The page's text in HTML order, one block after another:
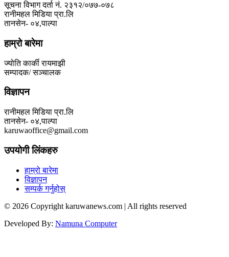
सूचना विभाग दर्ता नं. २३१२/०७७-०७८
रानीमहल मिडिया प्रा.लि
तानसेन- ०४,पाल्पा
हाम्रो बारेमा
ज्योति कार्की रायमाझी
सम्पादक/ सञ्चालक
विज्ञापन
रानीमहल मिडिया प्रा.लि
तानसेन- ०४,पाल्पा
karuwaoffice@gmail.com
उपयोगी लिंकहरु
हाम्रो बारेमा
विज्ञापन
सम्पर्क गर्नुहोस्
© 2026 Copyright karuwanews.com | All rights reserved
Developed By: Namuna Computer